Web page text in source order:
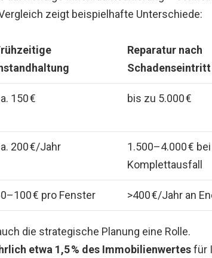
zeigt beispielhafte Unterschiede:
Reparatur nach
Schadenseintritt
150 € bis zu 5.000 €
200 €/Jahr
1.500–4.000 € bei
Komplettausfall
€ pro Fenster >400 €/Jahr an
die strategische Planung eine Rolle.
etwa 1,5 % des Immobilienwertesfür